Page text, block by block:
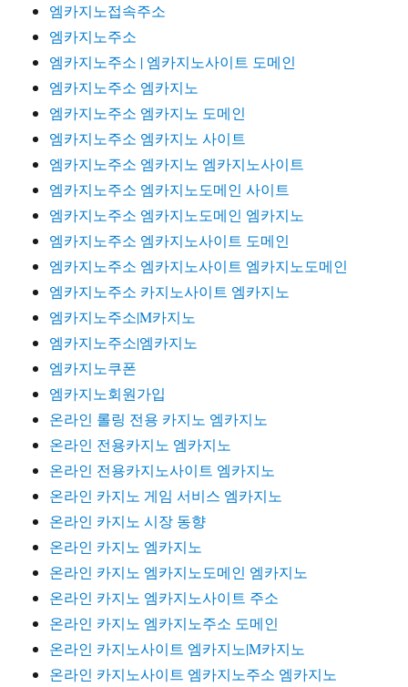
엠카지노접속주소
엠카지노주소
엠카지노주소 | 엠카지노사이트 도메인
엠카지노주소 엠카지노
엠카지노주소 엠카지노 도메인
엠카지노주소 엠카지노 사이트
엠카지노주소 엠카지노 엠카지노사이트
엠카지노주소 엠카지노도메인 사이트
엠카지노주소 엠카지노도메인 엠카지노
엠카지노주소 엠카지노사이트 도메인
엠카지노주소 엠카지노사이트 엠카지노도메인
엠카지노주소 카지노사이트 엠카지노
엠카지노주소|M카지노
엠카지노주소|엠카지노
엠카지노쿠폰
엠카지노회원가입
온라인 롤링 전용 카지노 엠카지노
온라인 전용카지노 엠카지노
온라인 전용카지노사이트 엠카지노
온라인 카지노 게임 서비스 엠카지노
온라인 카지노 시장 동향
온라인 카지노 엠카지노
온라인 카지노 엠카지노도메인 엠카지노
온라인 카지노 엠카지노사이트 주소
온라인 카지노 엠카지노주소 도메인
온라인 카지노사이트 엠카지노|M카지노
온라인 카지노사이트 엠카지노주소 엠카지노